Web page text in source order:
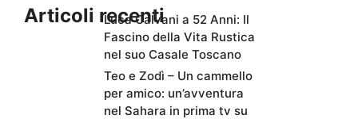
Articoli recentiLuca Calvani a 52 Anni: Il
Fascino della Vita Rustica
nel suo Casale Toscano
Teo e Zodì – Un cammello
per amico: un’avventura
nel Sahara in prima tv su